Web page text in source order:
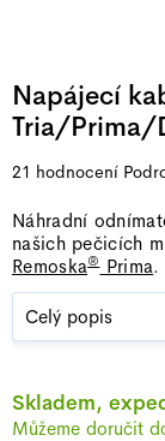
Náhradní
našich pečicích
Remoska®Prima.
Celý popis
Skladem,
Napájecí
Tria/Prima/
Průměrné
produktu
je
5,0
5
21 hodnocení